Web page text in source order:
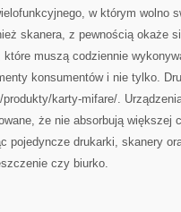
w którym wolno
skanera, z pewnością okaże
które muszą codziennie
konsumentów i nie tylko.
karty-mifare/.
że nie absorbują większej
pojedyncze drukarki, skanery
czy biurko.